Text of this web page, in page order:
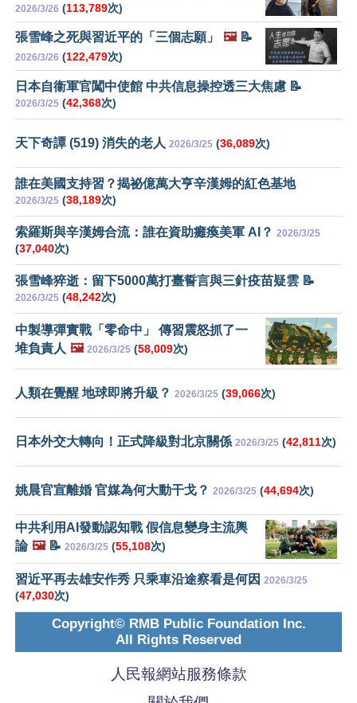
2026/3/26 (113,789次)
張雪峰之死與習近平的「三個志願」 🖼️📝
2026/3/26 (122,479次)
日本自衞軍官闖中使館 中共信息操控透三大焦慮 📝
2026/3/25 (42,368次)
天下奇譚 (519) 消失的老人 2026/3/25 (36,089次)
誰在美國支持習？揭祕億萬大亨辛漢姆的紅色基地
2026/3/25 (38,189次)
索羅斯與辛漢姆合流：誰在資助癱瘓美軍 AI？ 2026/3/25
(37,040次)
張雪峰猝逝：留下5000萬打臺誓言與三針疫苗疑雲 📝
2026/3/25 (48,242次)
中製導彈實戰「零命中」 傳習震怒抓了一
堆負責人 🖼️ 2026/3/25 (58,009次)
人類在覺醒 地球即將升級？ 2026/3/25 (39,066次)
日本外交大轉向！正式降級對北京關係 2026/3/25 (42,811次)
姚晨官宣離婚 官媒為何大動干戈？ 2026/3/25 (44,694次)
中共利用AI發動認知戰 假信息變身主流輿
論 🖼️📝 2026/3/25 (55,108次)
習近平再去雄安作秀 只乘車沿途察看是何因 2026/3/25
(47,030次)
Copyright© RMB Public Foundation Inc.
All Rights Reserved
人民報網站服務條款